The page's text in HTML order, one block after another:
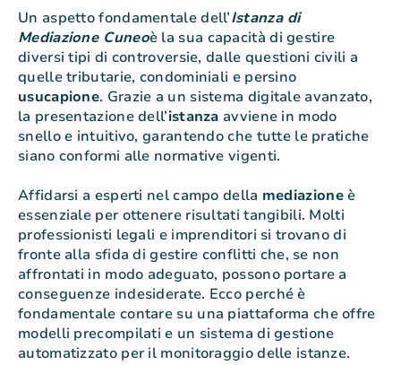
Un aspetto fondamentale dell’Istanza di
Mediazione Cuneoè la sua capacità di gestire
diversi tipi di controversie, dalle questioni civili a
quelle tributarie, condominiali e persino
usucapione. Grazie a un sistema digitale avanzato,
la presentazione dell’istanza avviene in modo
snello e intuitivo, garantendo che tutte le pratiche
siano conformi alle normative vigenti.
Affidarsi a esperti nel campo della mediazioneè
essenziale per ottenere risultati tangibili. Molti
professionisti legali e imprenditori si trovano di
fronte alla sfida di gestire conflitti che, se non
affrontati in modo adeguato, possono portare a
conseguenze indesiderate. Ecco perché è
fondamentale contare su una piattaforma che offre
modelli precompilati e un sistema di gestione
automatizzato per il monitoraggio delle istanze.